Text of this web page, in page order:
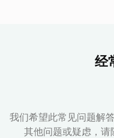
经
我们希望此常见问题解
其他问题或疑虑，请